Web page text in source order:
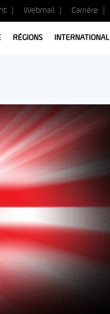
Webmail Carrière
RÉGIONS INTERNATIONAL